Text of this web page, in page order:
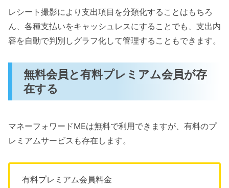
レシート撮影により支出項目を分類化することはもちろ
ん、各種支払いをキャッシュレスにすることでも、支出内
容を自動で判別しグラフ化して管理することもできます。
無料会員と有料プレミアム会員が存
在する
マネーフォワードMEは無料で利用できますが、有料のプ
レミアムサービスも存在します。
有料プレミアム会員料金